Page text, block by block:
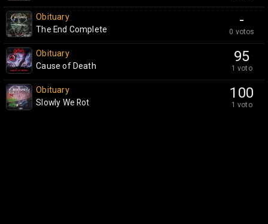
-
0 votos
Obituary
The End Complete
95
1 voto
Obituary
Cause of Death
100
1 voto
Obituary
Slowly We Rot